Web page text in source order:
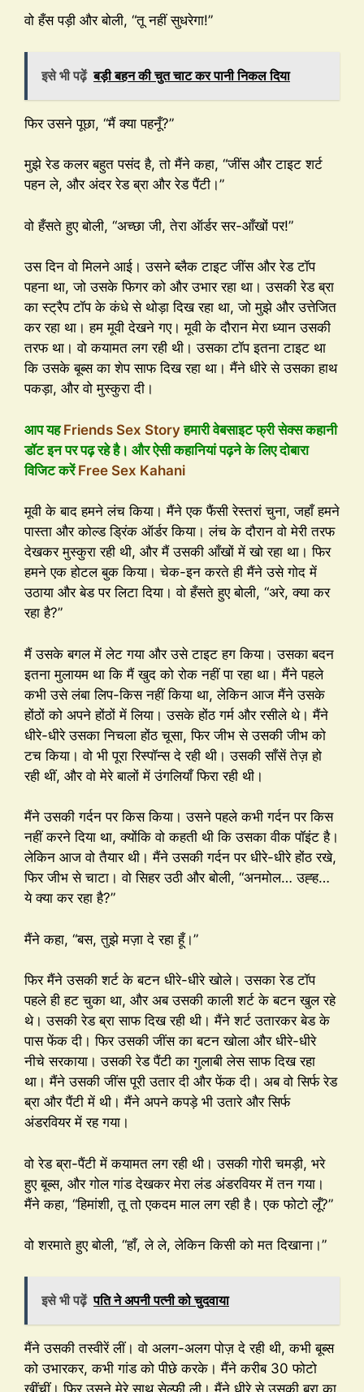
वो हँस पड़ी और बोली, “तू नहीं सुधरेगा!”
इसे भी पढ़ें बड़ी बहन की चुत चाट कर पानी निकल दिया
फिर उसने पूछा, “मैं क्या पहनूँ?”
मुझे रेड कलर बहुत पसंद है, तो मैंने कहा, “जींस और टाइट शर्ट
पहन ले, और अंदर रेड ब्रा और रेड पैंटी।”
वो हँसते हुए बोली, “अच्छा जी, तेरा ऑर्डर सर-आँखों पर!”
उस दिन वो मिलने आई। उसने ब्लैक टाइट जींस और रेड टॉप
पहना था, जो उसके फिगर को और उभार रहा था। उसकी रेड ब्रा
का स्ट्रैप टॉप के कंधे से थोड़ा दिख रहा था, जो मुझे और उत्तेजित
कर रहा था। हम मूवी देखने गए। मूवी के दौरान मेरा ध्यान उसकी
तरफ था। वो कयामत लग रही थी। उसका टॉप इतना टाइट था
कि उसके बूब्स का शेप साफ दिख रहा था। मैंने धीरे से उसका हाथ
पकड़ा, और वो मुस्कुरा दी।
आप यहFriends Sex Storyहमारी वेबसाइट फ्री सेक्स कहानी
डॉट इन पर पढ़ रहे है। और ऐसी कहानियां पढ़ने के लिए दोबारा
विजिट करेंFree Sex Kahani
मूवी के बाद हमने लंच किया। मैंने एक फैंसी रेस्तरां चुना, जहाँ हमने
पास्ता और कोल्ड ड्रिंक ऑर्डर किया। लंच के दौरान वो मेरी तरफ
देखकर मुस्कुरा रही थी, और मैं उसकी आँखों में खो रहा था। फिर
हमने एक होटल बुक किया। चेक-इन करते ही मैंने उसे गोद में
उठाया और बेड पर लिटा दिया। वो हँसते हुए बोली, “अरे, क्या कर
रहा है?”
मैं उसके बगल में लेट गया और उसे टाइट हग किया। उसका बदन
इतना मुलायम था कि मैं खुद को रोक नहीं पा रहा था। मैंने पहले
कभी उसे लंबा लिप-किस नहीं किया था, लेकिन आज मैंने उसके
होंठों को अपने होंठों में लिया। उसके होंठ गर्म और रसीले थे। मैंने
धीरे-धीरे उसका निचला होंठ चूसा, फिर जीभ से उसकी जीभ को
टच किया। वो भी पूरा रिस्पॉन्स दे रही थी। उसकी साँसें तेज़ हो
रही थीं, और वो मेरे बालों में उंगलियाँ फिरा रही थी।
मैंने उसकी गर्दन पर किस किया। उसने पहले कभी गर्दन पर किस
नहीं करने दिया था, क्योंकि वो कहती थी कि उसका वीक पॉइंट है।
लेकिन आज वो तैयार थी। मैंने उसकी गर्दन पर धीरे-धीरे होंठ रखे,
फिर जीभ से चाटा। वो सिहर उठी और बोली, “अनमोल… उह्ह…
ये क्या कर रहा है?”
मैंने कहा, “बस, तुझे मज़ा दे रहा हूँ।”
फिर मैंने उसकी शर्ट के बटन धीरे-धीरे खोले। उसका रेड टॉप
पहले ही हट चुका था, और अब उसकी काली शर्ट के बटन खुल रहे
थे। उसकी रेड ब्रा साफ दिख रही थी। मैंने शर्ट उतारकर बेड के
पास फेंक दी। फिर उसकी जींस का बटन खोला और धीरे-धीरे
नीचे सरकाया। उसकी रेड पैंटी का गुलाबी लेस साफ दिख रहा
था। मैंने उसकी जींस पूरी उतार दी और फेंक दी। अब वो सिर्फ रेड
ब्रा और पैंटी में थी। मैंने अपने कपड़े भी उतारे और सिर्फ
अंडरवियर में रह गया।
वो रेड ब्रा-पैंटी में कयामत लग रही थी। उसकी गोरी चमड़ी, भरे
हुए बूब्स, और गोल गांड देखकर मेरा लंड अंडरवियर में तन गया।
मैंने कहा, “हिमांशी, तू तो एकदम माल लग रही है। एक फोटो लूँ?”
वो शरमाते हुए बोली, “हाँ, ले ले, लेकिन किसी को मत दिखाना।”
इसे भी पढ़ें पति ने अपनी पत्नी को चुदवाया
मैंने उसकी तस्वीरें लीं। वो अलग-अलग पोज़ दे रही थी, कभी बूब्स
को उभारकर, कभी गांड को पीछे करके। मैंने करीब 30 फोटो
खींचीं। फिर उसने मेरे साथ सेल्फी ली। मैंने धीरे से उसकी ब्रा का